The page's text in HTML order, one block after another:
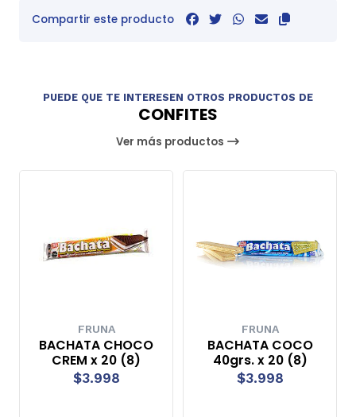
Compartir este producto
PUEDE QUE TE INTERESEN OTROS PRODUCTOS DE
CONFITES
Ver más productos
FRUNA
BACHATA CHOCO
CREM x 20 (8)
$3.998
FRUNA
BACHATA COCO
40grs. x 20 (8)
$3.998